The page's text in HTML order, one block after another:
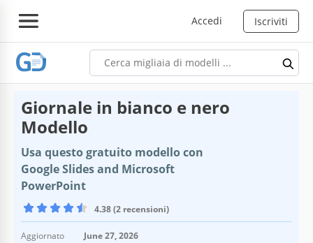
Accedi Iscriviti
Giornale in bianco e nero
Modello
Usa questo gratuito modello con
Google Slides and Microsoft
PowerPoint
4.38 (2 recensioni)
Aggiornato
June 27, 2026